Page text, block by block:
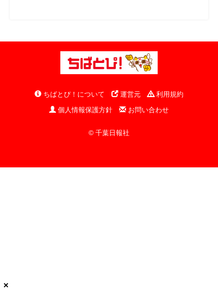
ちばとぴ！について 運営元
利用規約
個人情報保護方針
お問い合わせ
© 千葉日報社
×